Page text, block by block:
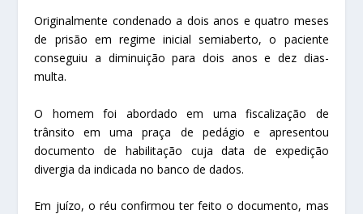
Originalmente condenado a dois anos e quatro meses
de prisão em regime inicial semiaberto, o paciente
conseguiu a diminuição para dois anos e dez dias-
multa.
O homem foi abordado em uma fiscalização de
trânsito em uma praça de pedágio e apresentou
documento de habilitação cuja data de expedição
divergia da indicada no banco de dados.
Em juízo, o réu confirmou ter feito o documento, mas